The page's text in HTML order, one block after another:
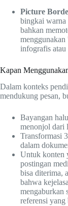
Picture
bingkai warna
bahkan
infografis atau
Kapan
Dalam konteks
mendukung pesan,
Bayangan
menonjol dari
Transformasi
dalam
Untuk konten
postingan
bisa diterima,
bahwa
mengaburkan
referensi